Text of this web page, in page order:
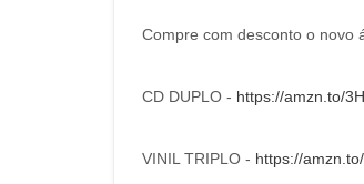
Compre com desconto o novo
CD DUPLO - https://amzn.to/
VINIL TRIPLO - https://